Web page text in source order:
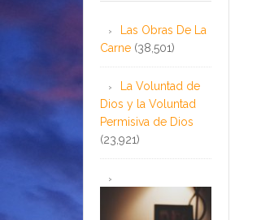
Las Obras De La
Carne (38,501)
La Voluntad de
Dios y la Voluntad
Permisiva de Dios
(23,921)